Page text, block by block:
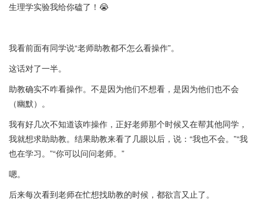
生理学实验我给你磕了！😭
我看前面有同学说“老师助教都不怎么看操作”。
这话对了一半。
助教确实不咋看操作。不是因为他们不想看，是因为他们也不会
（幽默）。
我有好几次不知道该咋操作，正好老师那个时候又在帮其他同学，
我就想求助助教。结果助教来看了几眼以后，说：“我也不会。”“我
也在学习。”“你可以问问老师。”
嗯。
后来每次看到老师在忙想找助教的时候，都欲言又止了。